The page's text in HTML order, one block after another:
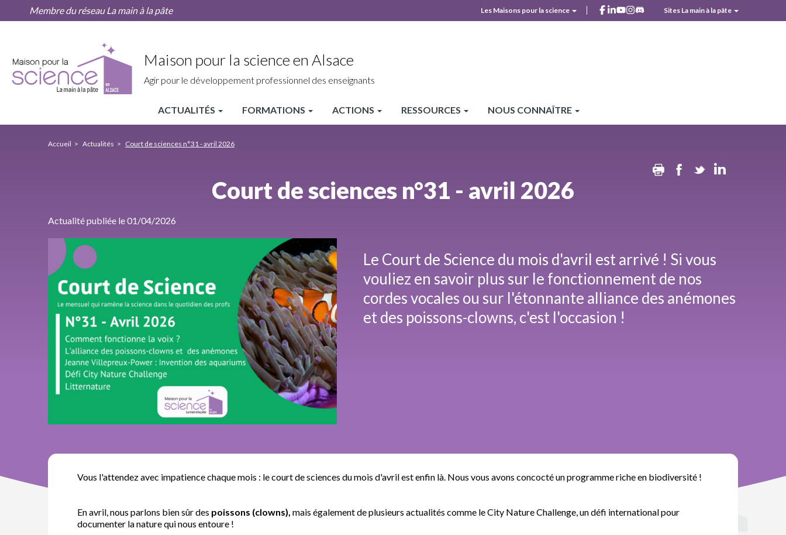
avril
2026
Membre du réseau La main à la pâte
MPLS
Les Maisons pour la science facebook
linkedin
youtube
instagram
discordSites La main à la pâte
Maison pour la science en Alsace
Agir pour le développement professionnel des enseignants
MPLS
Alsace
principale
ACTUALITÉS FORMATIONS ACTIONS RESSOURCES NOUS CONNAÎTRE
Accueil Actualités Court de sciences n°31 - avril 2026
PrintFacebook
Twitter
Court de sciences n°31 - avril 2026
Actualité publiée le 01/04/2026
Le Court de Science du mois d'avril est arrivé ! Si vous
vouliez en savoir plus sur le fonctionnement de nos
cordes vocales ou sur l'étonnante alliance des anémones
et des poissons-clowns, c'est l'occasion !
Vous l'attendez avec impatience chaque mois : le court de sciences du mois d'avril est enfin là. Nous vous avons concocté un programme riche en biodiversité !
En avril, nous parlons bien sûr des poissons (clowns), mais également de plusieurs actualités comme le City Nature Challenge, un défi international pour
documenter la nature qui nous entoure !